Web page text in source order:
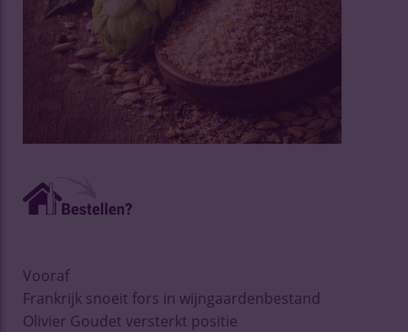
Vooraf
Frankrijk snoeit fors in wijngaardenbestand
Olivier Goudet versterkt positie